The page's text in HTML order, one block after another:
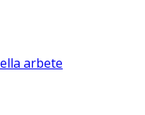
arbete